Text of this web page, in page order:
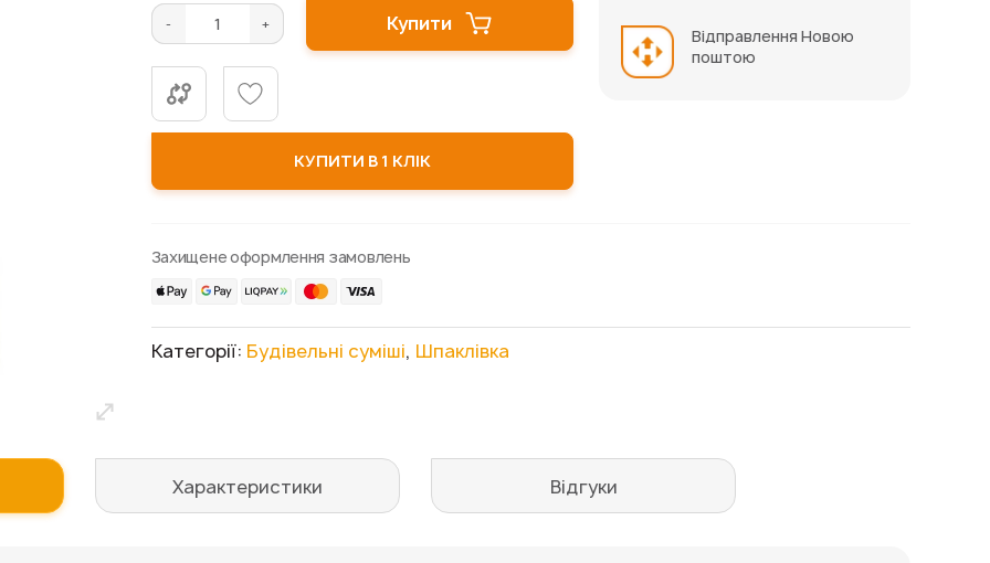
Купити
КУПИТИ В 1 КЛІК
Відправлення Новою
поштою
Захищене оформлення замовлень
Категорії: Будівельні суміші, Шпаклівка
Характеристики Відгуки